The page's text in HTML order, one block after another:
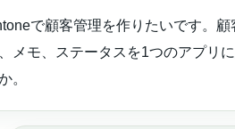
で顧客管理を作りたいです。
メモ、ステータスを1つのアプリ
。